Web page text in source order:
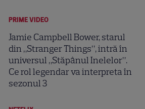
PRIME VIDEO
Jamie Campbell Bower, starul
din „Stranger Things”, intră în
universul „Stăpânul Inelelor”.
Ce rol legendar va interpreta în
sezonul 3